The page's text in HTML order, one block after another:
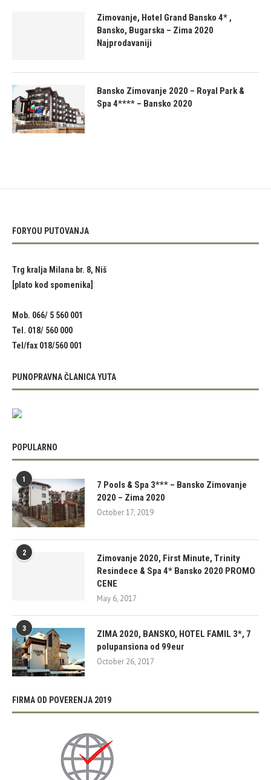
Zimovanje, Hotel Grand Bansko 4* ,
Bansko, Bugarska – Zima 2020
Najprodavaniji
Bansko Zimovanje 2020 – Royal Park &
Spa 4**** – Bansko 2020
FORYOU PUTOVANJA
Trg kralja Milana br. 8, Niš
[plato kod spomenika]
Mob. 066/ 5 560 001
Tel. 018/ 560 000
Tel/fax 018/560 001
PUNOPRAVNA ČLANICA YUTA
POPULARNO
1
7 Pools & Spa 3*** – Bansko Zimovanje
2020 – Zima 2020
October 17, 2019
2
Zimovanje 2020, First Minute, Trinity
Resindece & Spa 4* Bansko 2020 PROMO
CENE
May 6, 2017
3
ZIMA 2020, BANSKO, HOTEL FAMIL 3*, 7
polupansiona od 99eur
October 26, 2017
FIRMA OD POVERENJA 2019